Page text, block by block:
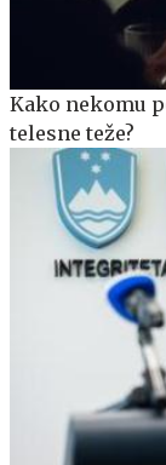
Kako nekomu
telesne teže?